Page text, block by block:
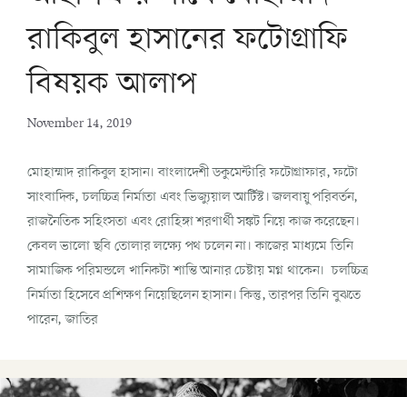
রাকিবুল হাসানের ফটোগ্রাফি
বিষয়ক আলাপ
November 14, 2019
মোহাম্মাদ রাকিবুল হাসান। বাংলাদেশী ডকুমেন্টারি ফটোগ্রাফার, ফটো
সাংবাদিক, চলচ্চিত্র নির্মাতা এবং ভিজ্যুয়াল আর্টিস্ট। জলবায়ু পরিবর্তন,
রাজনৈতিক সহিংসতা এবং রোহিঙ্গা শরণার্থী সঙ্কট নিয়ে কাজ করেছেন।
কেবল ভালো ছবি তোলার লক্ষ্যে পথ চলেন না। কাজের মাধ্যমে তিনি
সামাজিক পরিমন্ডলে খানিকটা শান্তি আনার চেষ্টায় মগ্ন থাকেন। চলচ্চিত্র
নির্মাতা হিসেবে প্রশিক্ষণ নিয়েছিলেন হাসান। কিন্তু, তারপর তিনি বুঝতে
পারেন, জাতির